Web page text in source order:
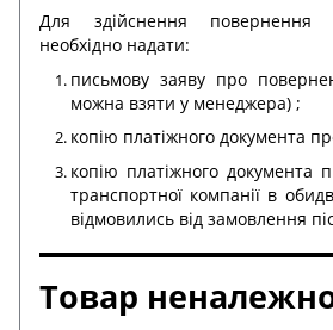
Для здійснення повернення
необхідно надати:
письмову заяву про
можна взяти у менеджера) ;
копію платіжного документа
копію платіжного документа
транспортної компанії в
відмовились від замовлення
Товар